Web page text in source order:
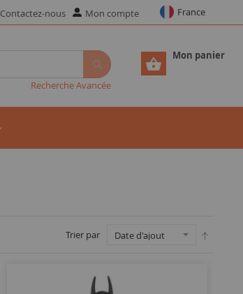
Contactez-nous Mon compte France
Mon panier
Recherche Avancée
Trier par